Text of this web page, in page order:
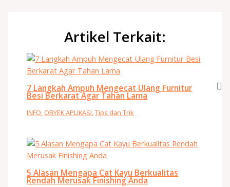
Artikel Terkait:
7 Langkah Ampuh Mengecat Ulang Furnitur
Besi Berkarat Agar Tahan Lama
INFO, OBYEK APLIKASI,Tips dan Trik
5 Alasan Mengapa Cat Kayu Berkualitas
Rendah Merusak Finishing Anda